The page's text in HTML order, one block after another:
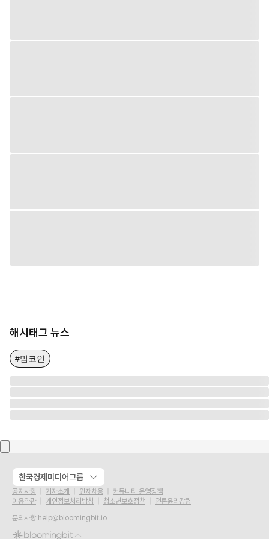
해시태그 뉴스
#밈코인
한국경제미디어그룹
공지사항 기자소개 인재채용
커뮤니티 운영정책
이용약관
개인정보처리방침 청소년보호정책
언론윤리강령
문의사항 help@bloomingbit.io